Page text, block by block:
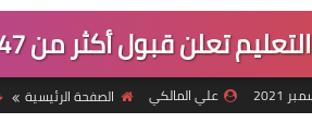
التعليم تعلن قبول أكثر من 147 ألف طالب في الجامعات العراقية
علي المالكي الصفحة الرئيسية